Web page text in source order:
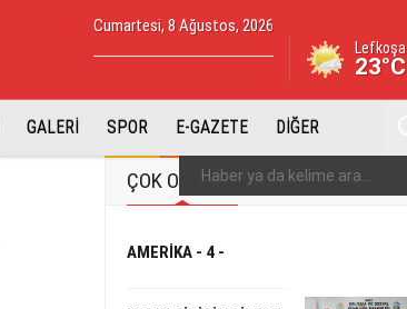
Cumartesi, 8 Ağustos, 2026
Lefkoşa
23°C
GALERİ SPOR E-GAZETE DİĞER
ÇOK OKUNAN ÇOK YORUMLANAN
AMERİKA - 4 -